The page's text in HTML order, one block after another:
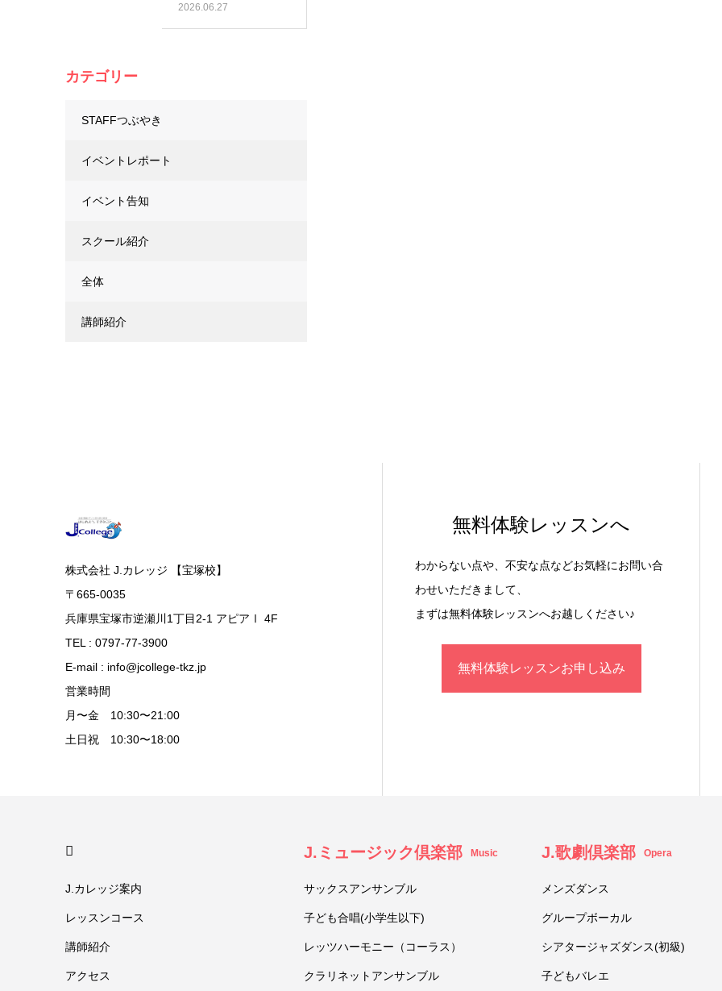
2026.06.27
カテゴリー
STAFFつぶやき
イベントレポート
イベント告知
スクール紹介
全体
講師紹介
株式会社 J.カレッジ 【宝塚校】
〒665-0035
兵庫県宝塚市逆瀬川1丁目2-1 アピアⅠ 4F
TEL : 0797-77-3900
E-mail : info@jcollege-tkz.jp
営業時間
月〜金 10:30〜21:00
土日祝 10:30〜18:00
無料体験レッスンへ
わからない点や、不安な点などお気軽にお問い合
わせいただきまして、
まずは無料体験レッスンへお越しください♪
無料体験レッスンお申し込み
J.カレッジ案内
レッスンコース
講師紹介
アクセス
J.ミュージック倶楽部 Music
サックスアンサンブル
子ども合唱(小学生以下)
レッツハーモニー（コーラス）
クラリネットアンサンブル
J.歌劇倶楽部 Opera
メンズダンス
グループボーカル
シアタージャズダンス(初級)
子どもバレエ